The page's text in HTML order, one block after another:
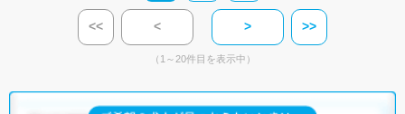
<< < > >>
（1～20件目を表示中）